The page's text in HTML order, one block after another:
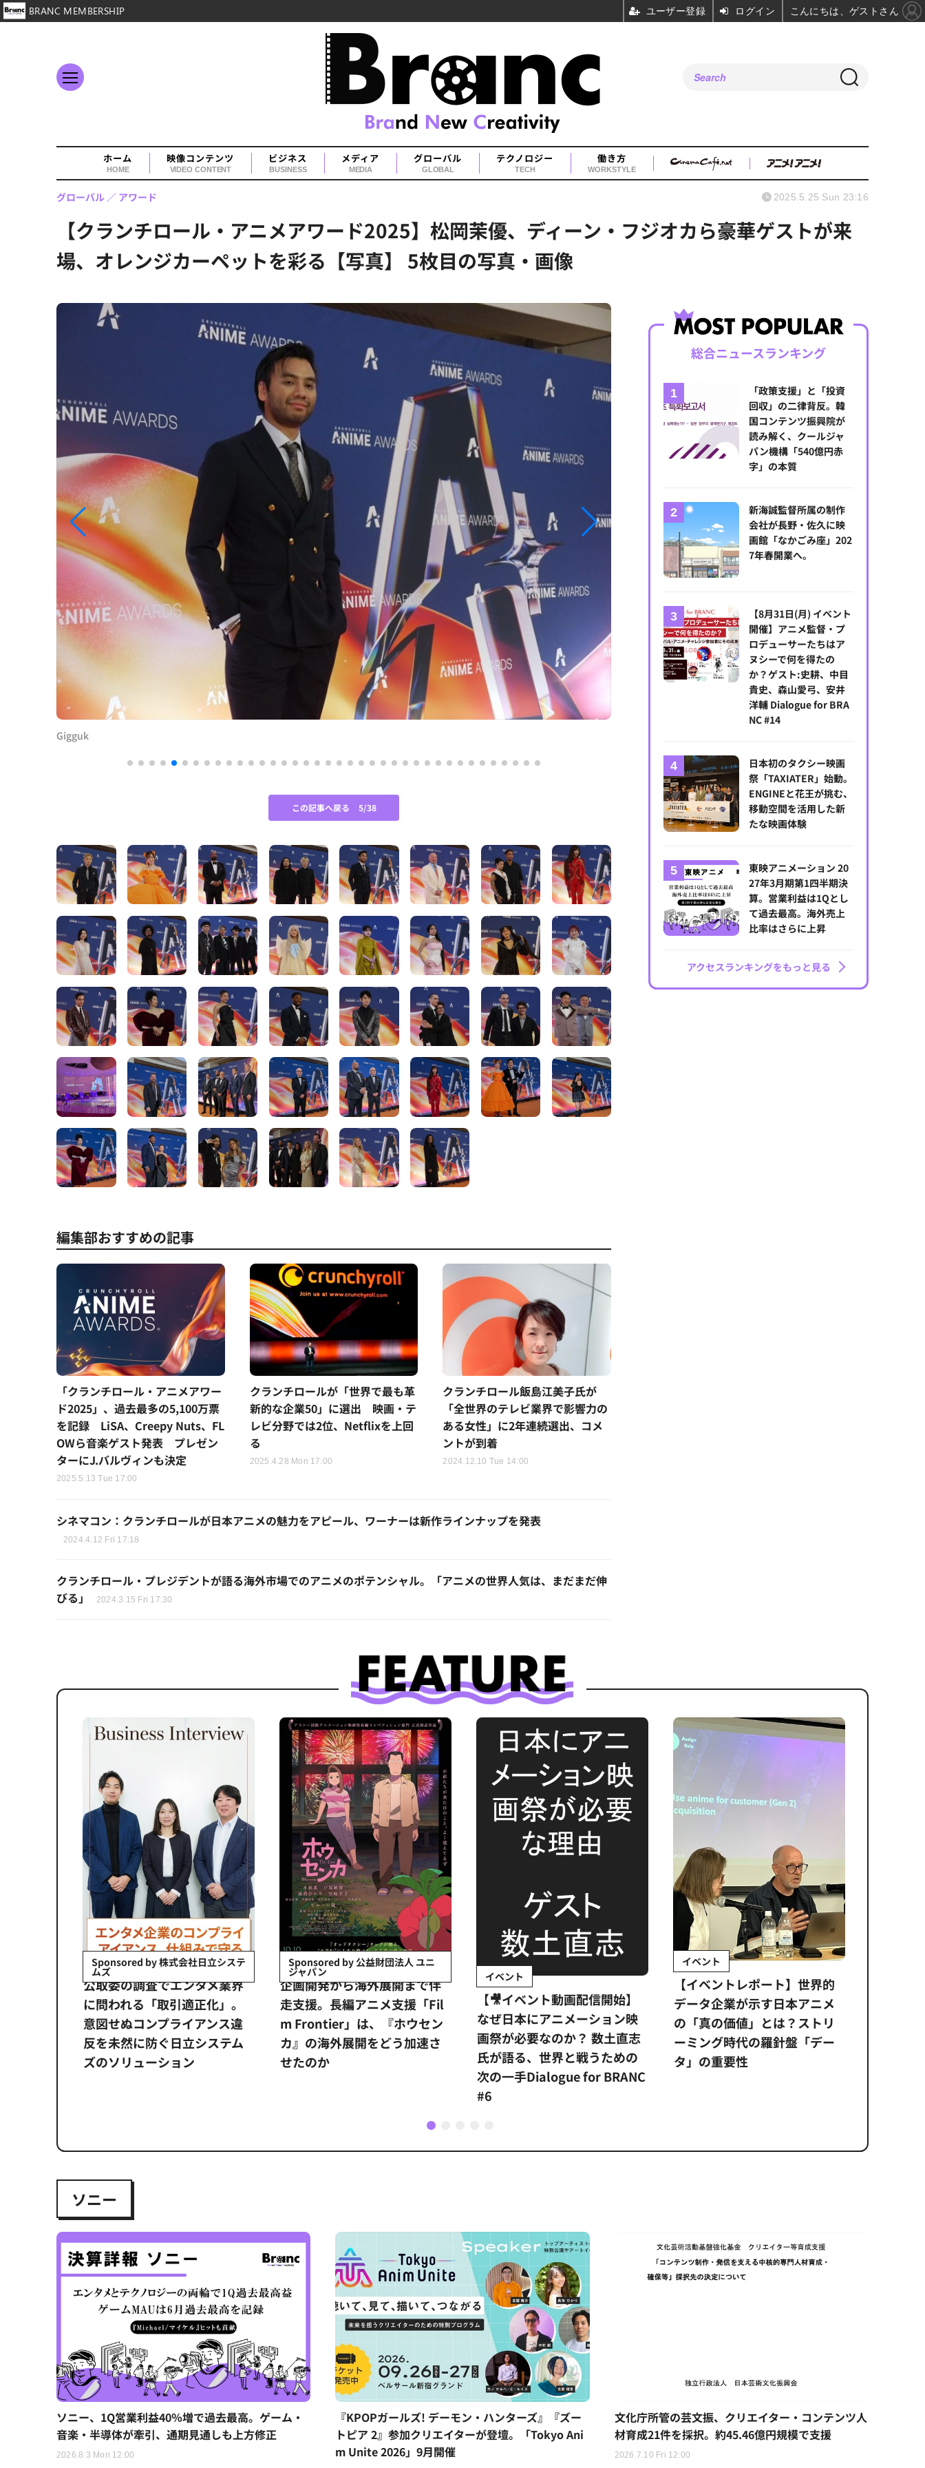
ホーム
HOME
映像コンテンツ
VIDEO CONTENT
ビジネス
BUSINESS
メディア
MEDIA
グローバル
GLOBAL
テクノロジー
TECH
働き方
WORKSTYLE
【クランチロール・アニメアワード2025】松岡茉優、ディーン・フジオカら豪華ゲストが来
場、オレンジカーペットを彩る【写真】 5枚目の写真・画像
グローバル アワード 2025.5.25 Sun 23:16
Gigguk
この記事へ戻る 5/38
編集部おすすめの記事
「クランチロール・アニメアワー
ド2025」、過去最多の5,100万票
を記録 LiSA、Creepy Nuts、FL
OWら音楽ゲスト発表 プレゼン
ターにJ.バルヴィンも決定
2025.5.13 Tue 17:00
クランチロールが「世界で最も革
新的な企業50」に選出 映画・テ
レビ分野では2位、Netflixを上回
る
2025.4.28 Mon 17:00
クランチロール飯島江美子氏が
「全世界のテレビ業界で影響力の
ある女性」に2年連続選出、コメ
ントが到着
2024.12.10 Tue 14:00
シネマコン：クランチロールが日本アニメの魅力をアピール、ワーナーは新作ラインナップを発表
2024.4.12 Fri 17:18
クランチロール・プレジデントが語る海外市場でのアニメのポテンシャル。「アニメの世界人気は、まだまだ伸
びる」
2024.3.15 Fri 17:30
総合ニュースランキング
「政策支援」と「投資
回収」の二律背反。韓
国コンテンツ振興院が
読み解く、クールジャ
パン機構「540億円赤
字」の本質
新海誠監督所属の制作
会社が長野・佐久に映
画館「なかごみ座」202
7年春開業へ。
【8月31日(月) イベント
開催】アニメ監督・プ
ロデューサーたちはア
ヌシーで何を得たの
か？ゲスト:史耕、中目
貴史、森山愛弓、安井
洋輔 Dialogue for BRA
NC #14
日本初のタクシー映画
祭「TAXIATER」始動。
ENGINEと花王が挑む、
移動空間を活用した新
たな映画体験
東映アニメーション 20
27年3月期第1四半期決
算。営業利益は1Qとし
て過去最高。海外売上
比率はさらに上昇
アクセスランキングをもっと見る
Sponsored by 株式会社日立システ
ムズ
公​​取委の調査でエンタメ業界
に問われる「取引適正化」。
意図せぬコンプライアンス違
反を未然に防ぐ日立システム
ズのソリューション​
Sponsored by 公益財団法人 ユニ
ジャパン
企画開発から海外展開まで伴
走支援。長編アニメ支援「Fil
m Frontier」は、『ホウセン
カ』の海外展開をどう加速さ
せたのか
イベント
【🎥イベント動画配信開始】
なぜ日本にアニメーション映
画祭が必要なのか？ 数土直志
氏が語る、世界と戦うための
次の一手Dialogue for BRANC
#6
イベント
【イベントレポート】世界的
データ企業が示す日本アニメ
の「真の価値」とは？ストリ
ーミング時代の羅針盤「デー
タ」の重要性
1
ソニー
ソニー、1Q営業利益40％増で過去最高。ゲーム・
音楽・半導体が牽引、通期見通しも上方修正
2026.8.3 Mon 12:00
『KPOPガールズ! デーモン・ハンターズ』『ズー
トピア 2』参加クリエイターが登壇。「Tokyo Ani
m Unite 2026」9月開催
文化庁所管の芸文振、クリエイター・コンテンツ人
材育成21件を採択。約45.46億円規模で支援
2026.7.10 Fri 12:00
BRANC MEMBERSHIP ユーザー登録 ログイン こんにちは、ゲストさん